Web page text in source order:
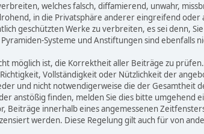
welches falsch, diffamierend, unwahr,
in die Privatsphäre anderer eingreifend
geschützten Werke zu verbreiten, es sei denn,
Systeme und Anstiftungen sind ebenfalls
möglich ist, die Korrektheit aller Beiträge zu
Vollständigkeit oder Nützlichkeit der
und nicht notwendigerweise die der Gesamtheit
anstößig finden, melden Sie dies bitte umgehend
innerhalb eines angemessenen
werden. Diese Regelung gilt auch für von